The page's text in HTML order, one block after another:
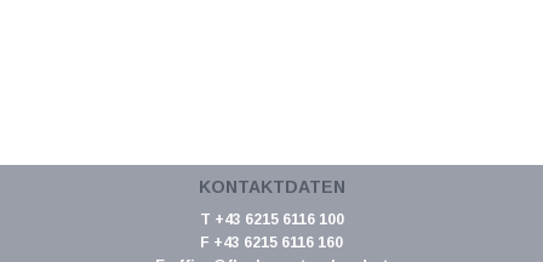
KONTAKTDATEN
T +43 6215 6116 100
F +43 6215 6116 160